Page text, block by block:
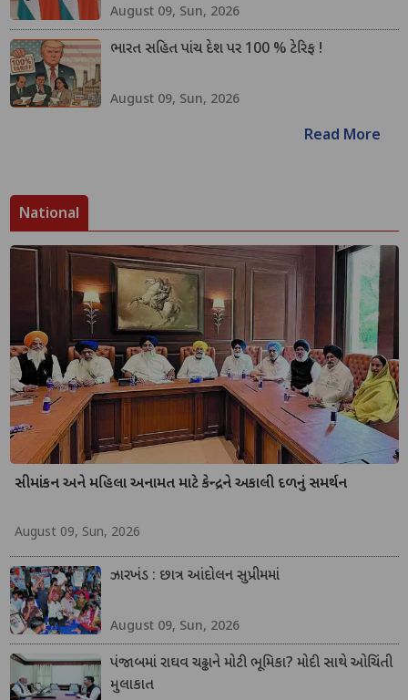
August 09, Sun, 2026
ભારત સહિત પાંચ દેશ પર 100 % ટેરિફ !
August 09, Sun, 2026
Read More
National
સીમાંકન અને મહિલા અનામત માટે કેન્દ્રને અકાલી દળનું સમર્થન
August 09, Sun, 2026
ઝારખંડ : છાત્ર આંદોલન સુપ્રીમમાં
August 09, Sun, 2026
પંજાબમાં રાઘવ ચઢ્ઢાને મોટી ભૂમિકા? મોદી સાથે ઓચિંતી
મુલાકાત